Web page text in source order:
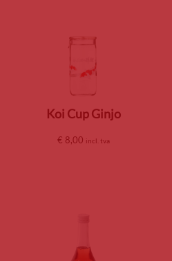
Koi Cup Ginjo
€ 8,00 incl. tva